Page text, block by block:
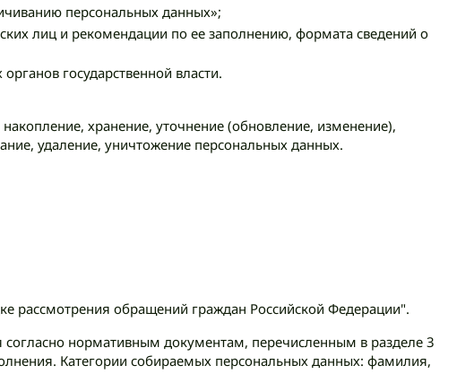
персональных данных»;
лиц и рекомендации по ее заполнению, формата сведений о
государственной власти.
хранение, уточнение (обновление, изменение),
удаление, уничтожение персональных данных.
рассмотрения обращений граждан Российской Федерации".
нормативным документам, перечисленным в разделе 3
Категории собираемых персональных данных: фамилия,